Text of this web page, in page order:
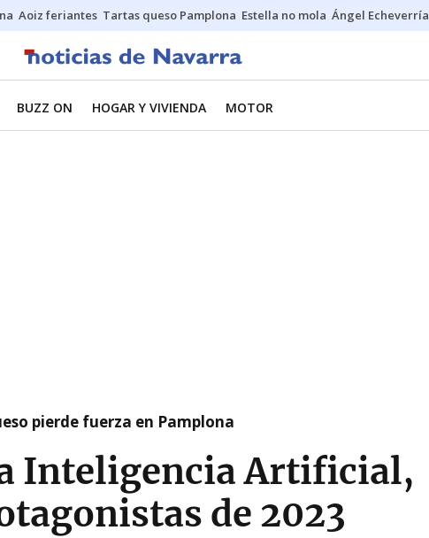
Aoiz feriantes Tartas queso Pamplona Estella no mola Ángel Echeverría
BUZZ ON HOGAR Y VIVIENDA MOTOR
pierde fuerza en Pamplona
Inteligencia Artificial,
de 2023